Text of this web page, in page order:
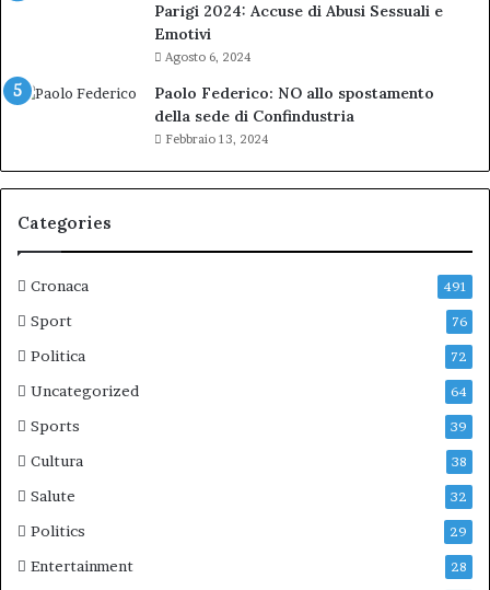
Parigi 2024: Accuse di Abusi Sessuali e
Emotivi
Agosto 6, 2024
Paolo Federico: NO allo spostamento
della sede di Confindustria
Febbraio 13, 2024
Categories
Cronaca 491
Sport 76
Politica 72
Uncategorized 64
Sports 39
Cultura 38
Salute 32
Politics 29
Entertainment 28